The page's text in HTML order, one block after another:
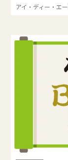
アイ・ディー・エ